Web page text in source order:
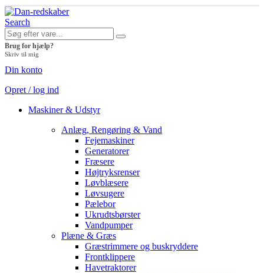
Search
Brug for hjælp?
Skriv til mig
Din konto
Opret / log ind
Maskiner & Udstyr
Anlæg, Rengøring & Vand
Fejemaskiner
Generatorer
Fræsere
Højtryksrenser
Løvblæsere
Løvsugere
Pælebor
Ukrudtsbørster
Vandpumper
Plæne & Græs
Græstrimmere og buskryddere
Frontklippere
Havetraktorer